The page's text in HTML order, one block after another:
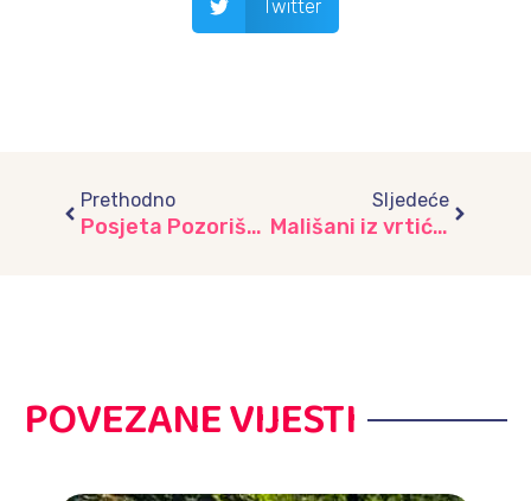
Twitter
Prethodno
Posjeta Pozorištu mladih – čarolija scene za najmlađe, vrtić “Dječiji grad”
Sljedeće
Mališani iz vrtića “Ilijaš” uče o važnosti čistih ruku
POVEZANE VIJESTI